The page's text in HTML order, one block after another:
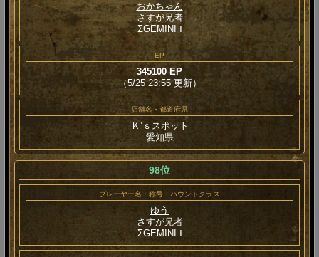
おかちゃん
さすが兄者
ΣGEMINI Ⅰ
EP
345100 EP
（5/25 23:55 更新）
店舗名・都道府県
Ｋ’ｓスポット
愛知県
98位
プレーヤー名・称号・ハウンドクラス
ゆう
さすが兄者
ΣGEMINI Ⅰ